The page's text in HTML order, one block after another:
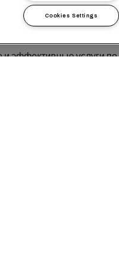
эффективные услуги по
Cookies Settings